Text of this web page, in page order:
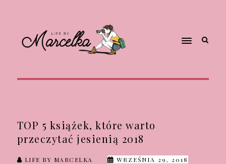
TOP 5 książek, które warto
przeczytać jesienią 2018
LIFE BY MARCELKA WRZEŚNIA 29, 2018